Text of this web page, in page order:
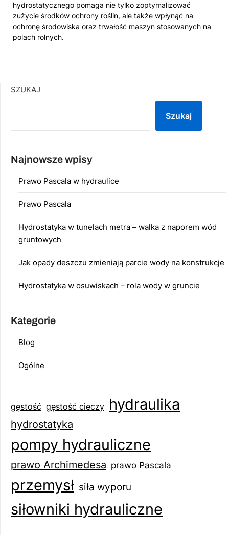
hydrostatycznego pomaga nie tylko zoptymalizować
zużycie środków ochrony roślin, ale także wpłynąć na
ochronę środowiska oraz trwałość maszyn stosowanych na
polach rolnych.
SZUKAJ
Szukaj
Najnowsze wpisy
Prawo Pascala w hydraulice
Prawo Pascala
Hydrostatyka w tunelach metra – walka z naporem wód
gruntowych
Jak opady deszczu zmieniają parcie wody na konstrukcje
Hydrostatyka w osuwiskach – rola wody w gruncie
Kategorie
Blog
Ogólne
gęstość gęstość cieczy hydraulika
hydrostatyka
pompy hydrauliczne
prawo Archimedesa prawo Pascala
przemysł siła wyporu
siłowniki hydrauliczne